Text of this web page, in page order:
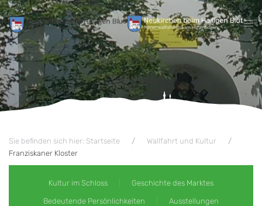
Zum Hauptinhalt springen
Sie befinden sich hier: Startseite
Wallfahrt und Kultur
Franziskaner Kloster
Kultur im Schloss Geschichte des Marktes
Bedeutende Persönlichkeiten Ausstellungen